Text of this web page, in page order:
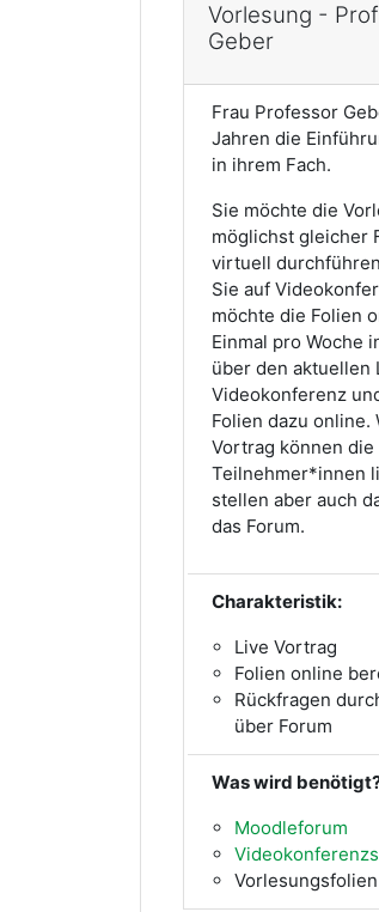
Vorlesung -
Geber
Frau Professor
Jahren die
in ihrem Fach.
Sie möchte die
möglichst gleicher
virtuell
Sie auf
möchte die Folien
Einmal pro Woche
über den aktuellen
Videokonferenz
Folien dazu online.
Vortrag können die
Teilnehmer*innen
stellen aber auch
das Forum.
Charakteristik:
Live Vortrag
Folien online
Rückfragen
über Forum
Was wird
Moodleforum
Vorlesungsfolien